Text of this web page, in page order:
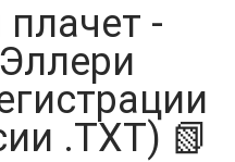
-
.TXT) 📗